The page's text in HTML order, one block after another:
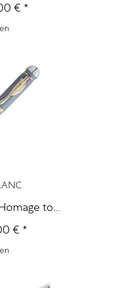
€ *
to...
€ *